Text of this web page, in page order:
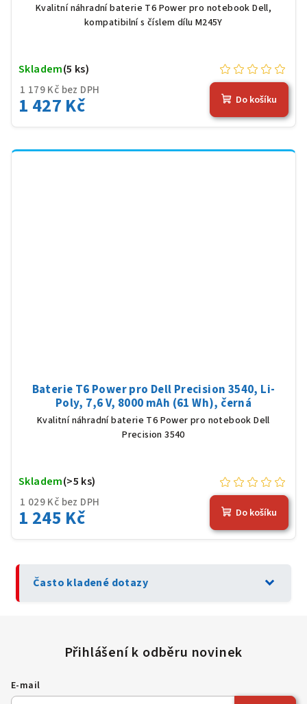
Kvalitní náhradní baterie T6 Power pro notebook Dell,
kompatibilní s číslem dílu M245Y
1 179 Kč bez DPH
1 427 Kč
Skladem(5 ks)
Do košíku
Baterie T6 Power pro Dell Precision 3540, Li-
Poly, 7,6 V, 8000 mAh (61 Wh), černá
Kvalitní náhradní baterie T6 Power pro notebook Dell
Precision 3540
1 029 Kč bez DPH
1 245 Kč
Skladem(>5 ks)
Do košíku
Často kladené dotazy expand_more
E-mail